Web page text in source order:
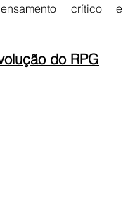
crítico e
do RPG